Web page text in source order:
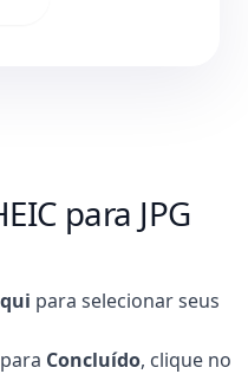
para JPG
para selecionar seus
Concluído, clique no